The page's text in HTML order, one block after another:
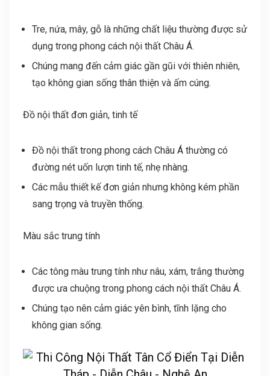
Tre, nứa, mây, gỗ là những chất liệu thường được sử
dụng trong phong cách nội thất Châu Á.
Chúng mang đến cảm giác gần gũi với thiên nhiên,
tạo không gian sống thân thiện và ấm cúng.
Đồ nội thất đơn giản, tinh tế
Đồ nội thất trong phong cách Châu Á thường có
đường nét uốn lượn tinh tế, nhẹ nhàng.
Các mẫu thiết kế đơn giản nhưng không kém phần
sang trọng và truyền thống.
Màu sắc trung tính
Các tông màu trung tính như nâu, xám, trắng thường
được ưa chuộng trong phong cách nội thất Châu Á.
Chúng tạo nên cảm giác yên bình, tĩnh lặng cho
không gian sống.